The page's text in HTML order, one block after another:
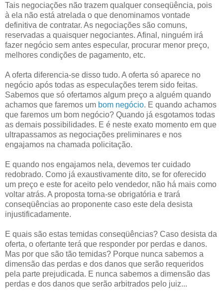
Tais negociações não trazem qualquer conseqüência, pois
à ela não está atrelada o que denominamos vontade
definitiva de contratar. As negociações são comuns,
reservadas a quaisquer negociantes. Afinal, ninguém irá
fazer negócio sem antes especular, procurar menor preço,
melhores condições de pagamento, etc.
A oferta diferencia-se disso tudo. A oferta só aparece no
negócio após todas as especulações terem sido feitas.
Sabemos que só ofertamos algum preço a alguém quando
achamos que faremos um bom negócio. E quando achamos
que faremos um bom negócio? Quando já esgotamos todas
as demais possibilidades. E é neste exato momento em que
ultrapassamos as negociações preliminares e nos
engajamos na chamada policitação.
E quando nos engajamos nela, devemos ter cuidado
redobrado. Como já exaustivamente dito, se for oferecido
um preço e este for aceito pelo vendedor, não há mais como
voltar atrás. A proposta torna-se obrigatória e trará
conseqüências ao proponente caso este dela desista
injustificadamente.
E quais são estas temidas conseqüências? Caso desista da
oferta, o ofertante terá que responder por perdas e danos.
Mas por que são tão temidas? Porque nunca sabemos a
dimensão das perdas e dos danos que serão requeridos
pela parte prejudicada. E nunca sabemos a dimensão das
perdas e dos danos que serão arbitrados pelo juiz...